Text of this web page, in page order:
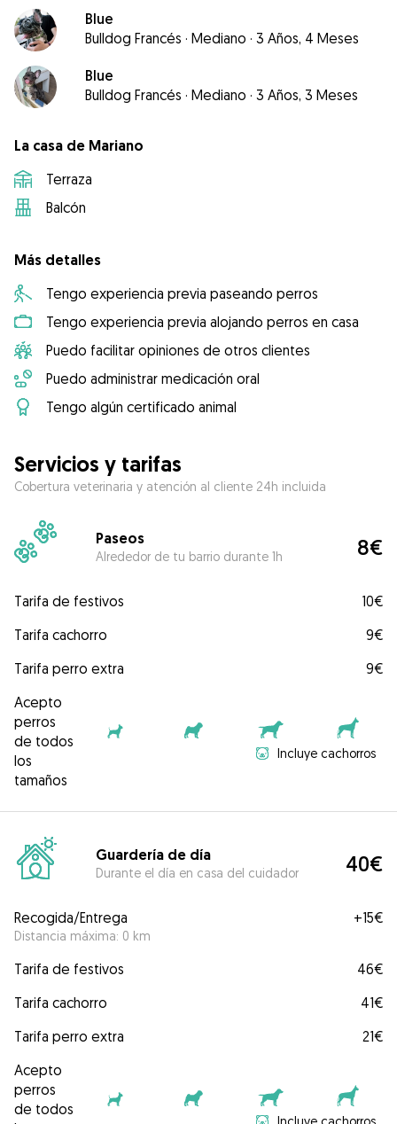
Blue
Bulldog Francés · Mediano · 3 Años, 4 Meses
Blue
Bulldog Francés · Mediano · 3 Años, 3 Meses
La casa de Mariano
Terraza
Balcón
Más detalles
Tengo experiencia previa paseando perros
Tengo experiencia previa alojando perros en casa
Puedo facilitar opiniones de otros clientes
Puedo administrar medicación oral
Tengo algún certificado animal
Servicios y tarifas
Cobertura veterinaria y atención al cliente 24h incluida
Paseos
Alrededor de tu barrio durante 1h 8€
Tarifa de festivos
10€
Tarifa cachorro
9€
Tarifa perro extra
9€
Acepto
perros
de todos
los
tamaños
Incluye cachorros
Guardería de día
Durante el día en casa del cuidador 40€
Recogida/Entrega
Distancia máxima: 0 km
+15€
Tarifa de festivos
46€
Tarifa cachorro
41€
Tarifa perro extra
21€
Acepto
perros
de todos